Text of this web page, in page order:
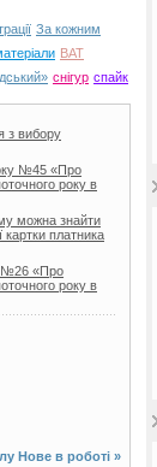
За кожним
ВАТ
снігур спайк
з вибору
№45 «Про
року в
можна знайти
картки платника
№26 «Про
року в
Нове в роботі »